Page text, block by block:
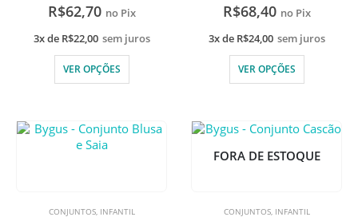
R$62,70 no Pix
3x de R$22,00 sem juros
VER OPÇÕES
R$68,40 no Pix
3x de R$24,00 sem juros
VER OPÇÕES
CONJUNTOS, INFANTIL
FORA DE ESTOQUE
CONJUNTOS, INFANTIL